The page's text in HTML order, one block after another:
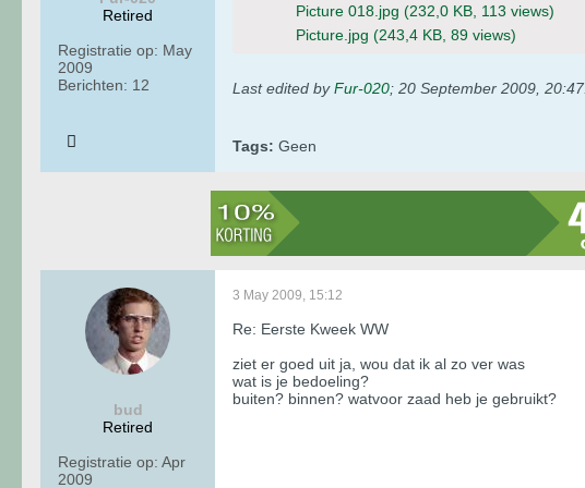
Retired
Registratie op: May
2009
Berichten: 12
Picture 018.jpg (232,0 KB, 113 views)
Picture.jpg (243,4 KB, 89 views)
Last edited byFur-020; 20 September 2009, 20:47
Tags: Geen
bud
Retired
Registratie op: Apr
2009
3 May 2009, 15:12
Re: Eerste Kweek WW
ziet er goed uit ja, wou dat ik al zo ver was
wat is je bedoeling?
buiten? binnen? watvoor zaad heb je gebruikt?